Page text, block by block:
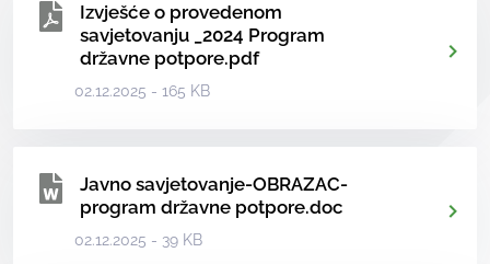
Izvješće o provedenom
savjetovanju _2024 Program
državne potpore.pdf
02.12.2025 - 165 KB
Javno savjetovanje-OBRAZAC-
program državne potpore.doc
02.12.2025 - 39 KB